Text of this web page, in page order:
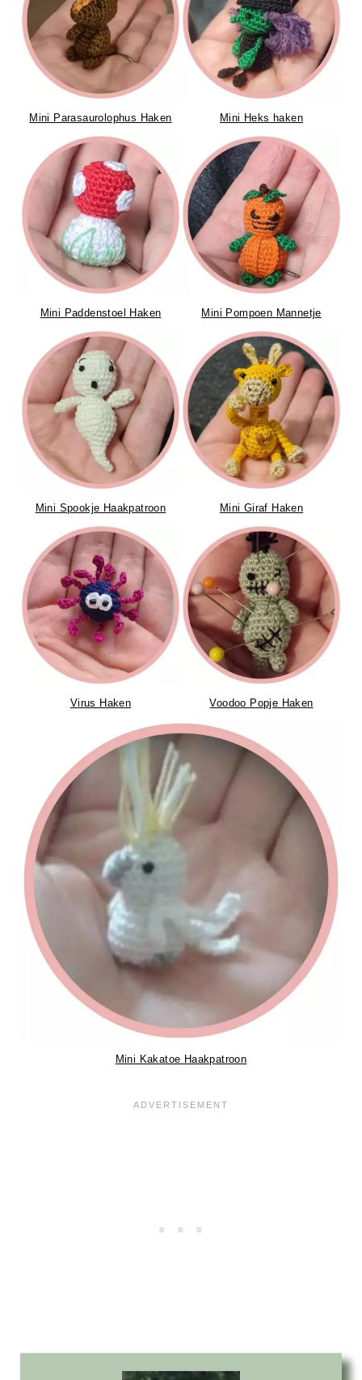
Mini Parasaurolophus Haken Mini Heks haken
Mini Paddenstoel Haken Mini Pompoen Mannetje
Mini Spookje Haakpatroon Mini Giraf Haken
Virus Haken Voodoo Popje Haken
Mini Kakatoe Haakpatroon